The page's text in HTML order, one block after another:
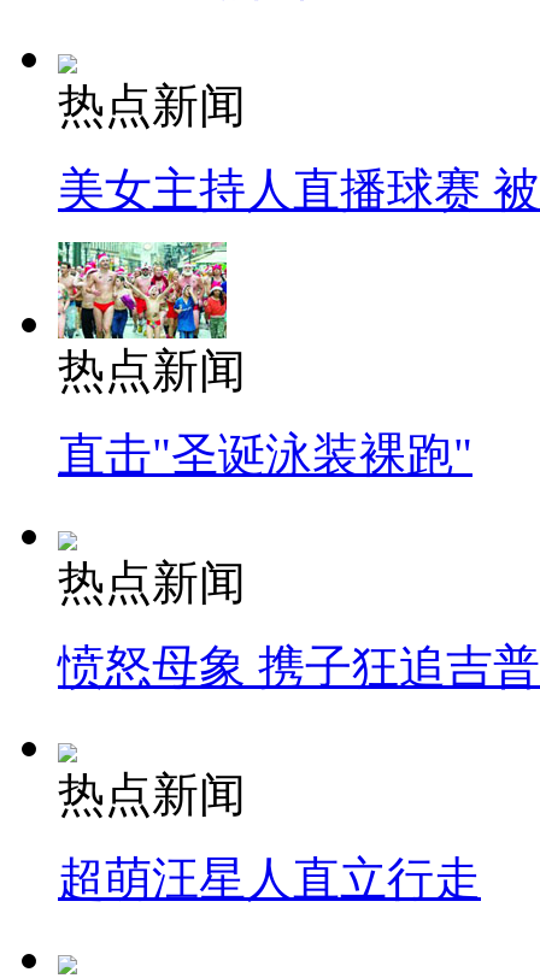
热点新闻
美女主持人直播球赛
热点新闻
直击"圣诞泳装裸跑"
热点新闻
愤怒母象 携子狂追吉
热点新闻
超萌汪星人直立行走